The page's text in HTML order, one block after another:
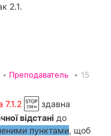
2.1.
Преподаватель • 15
7.1.2
здавна
відстані до
пунктами, щоб